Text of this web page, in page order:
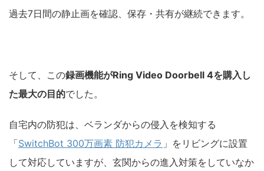
過去7日間の静止画を確認、保存・共有が継続できます。
そして、この録画機能がRing Video Doorbell 4を購入し
た最大の目的でした。
自宅内の防犯は、ベランダからの侵入を検知する
「SwitchBot 300万画素 防犯カメラ 」をリビングに設置
して対応していますが、玄関からの進入対策をしていなか